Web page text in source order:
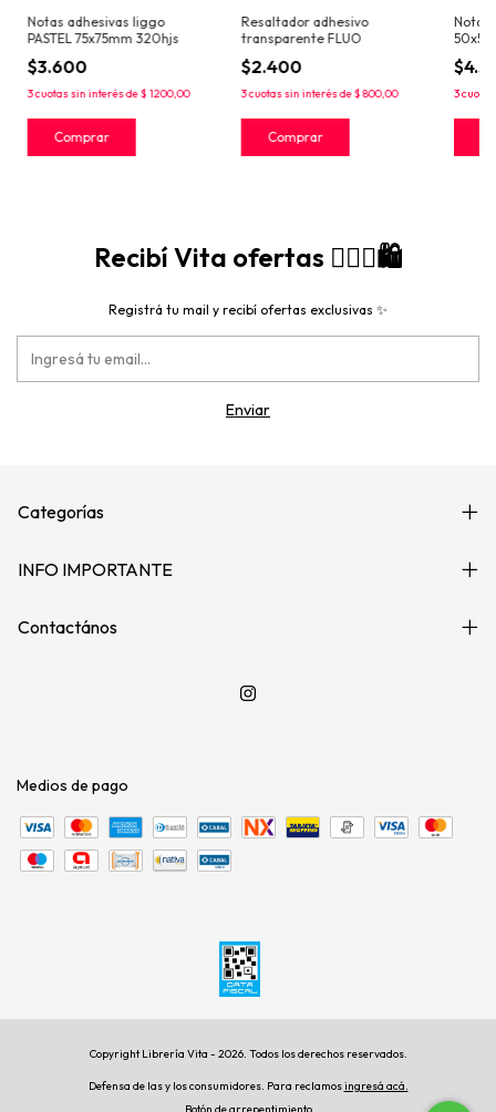
Notas adhesivas liggo
PASTEL 75x75mm 320hjs
$3.600
3cuotas sin interés de$ 1200,00
Resaltador adhesivo
transparente FLUO
$2.400
3cuotas sin interés de$ 800,00
Notas
3
Recibí Vita ofertas 🙋🏻‍♀️🛍️
Registrá tu mail y recibí ofertas exclusivas ✨
Categorías
INFO IMPORTANTE
Contactános
Medios de pago
Copyright Librería Vita - 2026. Todos los derechos reservados.
Defensa de las y los consumidores. Para reclamosingresá acá.